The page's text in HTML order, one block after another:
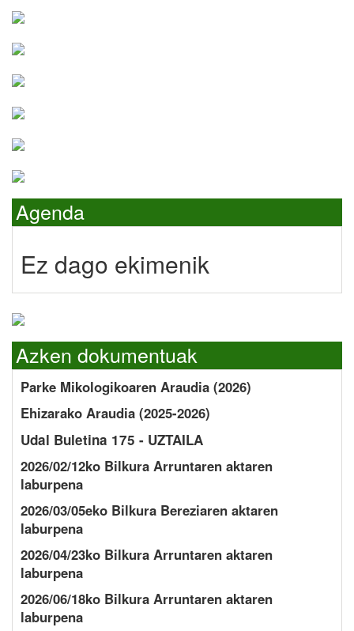
Agenda
Ez dago ekimenik
Azken dokumentuak
Parke Mikologikoaren Araudia (2026)
Ehizarako Araudia (2025-2026)
Udal Buletina 175 - UZTAILA
2026/02/12ko Bilkura Arruntaren aktaren
laburpena
2026/03/05eko Bilkura Bereziaren aktaren
laburpena
2026/04/23ko Bilkura Arruntaren aktaren
laburpena
2026/06/18ko Bilkura Arruntaren aktaren
laburpena